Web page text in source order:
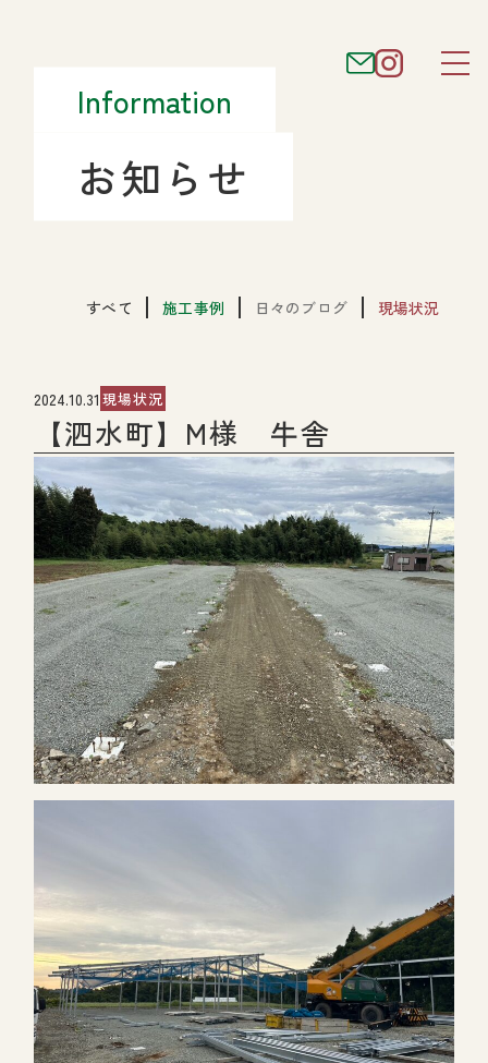
Information
お知らせ
すべて 施工事例 日々のブログ 現場状況
2024.10.31 現場状況
【泗水町】M様 牛舎